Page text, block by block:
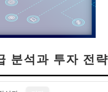
분석과 투자 전략